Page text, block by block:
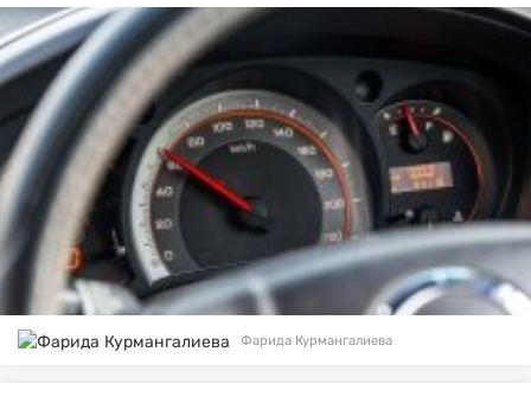
Фарида Курмангалиева